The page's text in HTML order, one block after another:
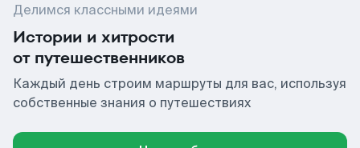
Делимся классными идеями
Истории и хитрости
от путешественников
Каждый день строим маршруты для вас, используя
собственные знания о путешествиях